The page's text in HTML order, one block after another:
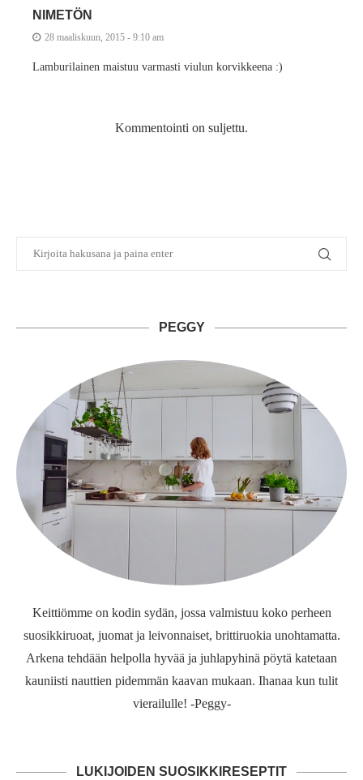
NIMETÖN
28 maaliskuun, 2015 - 9:10 am
Lamburilainen maistuu varmasti viulun korvikkeena :)
Kommentointi on suljettu.
PEGGY
Keittiömme on kodin sydän, jossa valmistuu koko perheen
suosikkiruoat, juomat ja leivonnaiset, brittiruokia unohtamatta.
Arkena tehdään helpolla hyvää ja juhlapyhinä pöytä katetaan
kauniisti nauttien pidemmän kaavan mukaan. Ihanaa kun tulit
vierailulle! -Peggy-
LUKIJOIDEN SUOSIKKIRESEPTIT